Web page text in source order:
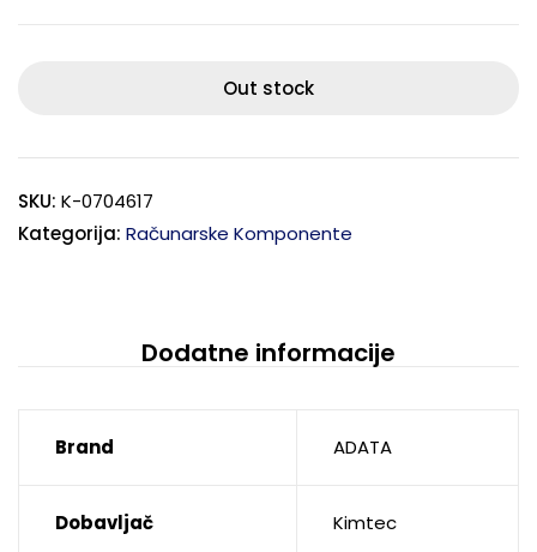
Out stock
SKU: K-0704617
Kategorija: Računarske Komponente
Dodatne informacije
Brand ADATA
Dobavljač Kimtec